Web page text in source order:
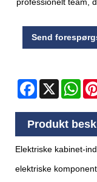
professionelt team,
Send
Facebook
X
Produkt
Elektriske kabinet-
elektriske